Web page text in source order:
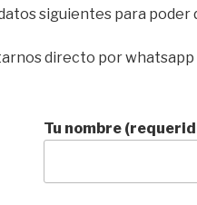
siguientes para
directo por whatsapp
Tu nombre